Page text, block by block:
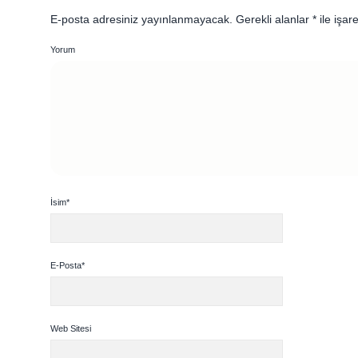
E-posta adresiniz yayınlanmayacak. Gerekli alanlar * ile
Yorum
İsim*
E-Posta*
Web Sitesi